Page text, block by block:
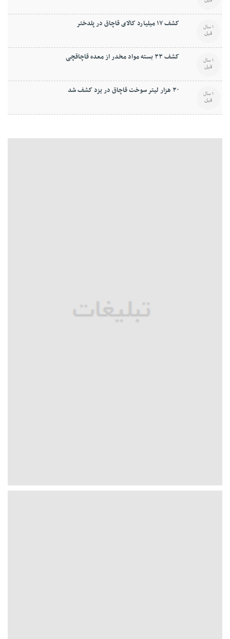
کشف ۱۷ ميليارد کالای قاچاق در پلدختر 1 سال
قبل
کشف ۳۳ بسته مواد مخدر از معده قاچاقچی 1 سال
قبل
۳۰ هزار ليتر سوخت قاچاق در يزد کشف شد 1 سال
قبل